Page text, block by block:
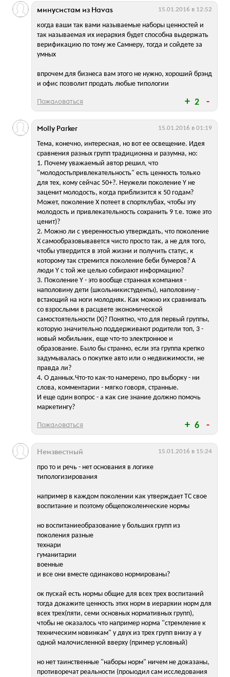
2
когда ваши так вами называемые наборы ценностей и
так называемая их иерархия будет способна выдержать
верификацию по тому же Самнеру, тогда и сойдете за
умных
впрочем для бизнеса вам этого не нужно, хороший брэнд
и офис позволит продать любые типологии
минусистам из Havas 15.01.2016 в 12:52
Пожаловаться
6
Тема, конечно, интересная, но вот ее освещение. Идея
сравнения разных групп традиционна и разумна, но:
1. Почему уважаемый автор решил, что
"молодостьпривлекательность" есть ценность только
для тех, кому сейчас 50+?. Неужели поколение Y не
заценит молодость, когда приблизится к 50 годам?
Может, поколение Х потеет в спортклубах, чтобы эту
молодость и привлекательность сохранить 9 т.е. тоже это
ценит)?
2. Можно ли с уверенностью утверждать, что поколение
Х самообразовывавется чисто просто так, а не для того,
чтобы утвердится в этой жизни и получить статус, к
которому так стремится поколение беби бумеров? А
люди Y с той же целью собирают информацию?
3. Поколение Y - это вообще странная компания -
наполовину дети (школьникистуденты), наполовину -
встающий на ноги молодняк. Как можно их сравнивать
со взрослыми в расцвете экономической
самостоятельности (Х)? Понятно, что для первый группы,
которую значительно поддерживают родители топ, 3 -
новый мобильник, еще что-то электронное и
образование. Было бы странно, если эта группа крепко
задумывалась о покупке авто или о недвижимости, не
правда ли?
4. О данных.Что-то как-то намерено, про выборку - ни
слова, комментарии - мягко говоря, странные.
И еще один вопрос - а как сие знание должно помочь
маркетингу?
Molly Parker 15.01.2016 в 01:19
Пожаловаться
про то и речь - нет основания в логике
типологизирования
например в каждом поколении как утверждает ТС свое
воспитание и поэтому общепоколенческие нормы
но воспитаниеобразование у больших групп из
поколения разные
технари
гуманитарии
военные
и все они вместе одинаково нормированы?
ок пускай есть нормы общие для всех трех воспитаний
тогда докажите ценность этих норм в иерархии норм для
всех трех(пяти, семи основных нормативных групп),
чтобы не оказалось что например норма "стремление к
техническим новинкам" у двух из трех групп внизу а у
одной малочисленной вверху (пример условный)
но нет таинственные "наборы норм" ничем не доказаны,
противоречат реальности (проыодил сам исследования
Неизвестный 15.01.2016 в 15:24